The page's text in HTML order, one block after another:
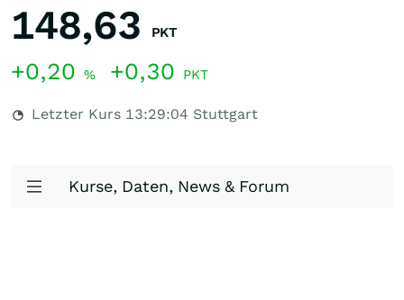
148,63 PKT
+0,20 % +0,30 PKT
Letzter Kurs 13:29:04 Stuttgart
Kurse, Daten, News & Forum